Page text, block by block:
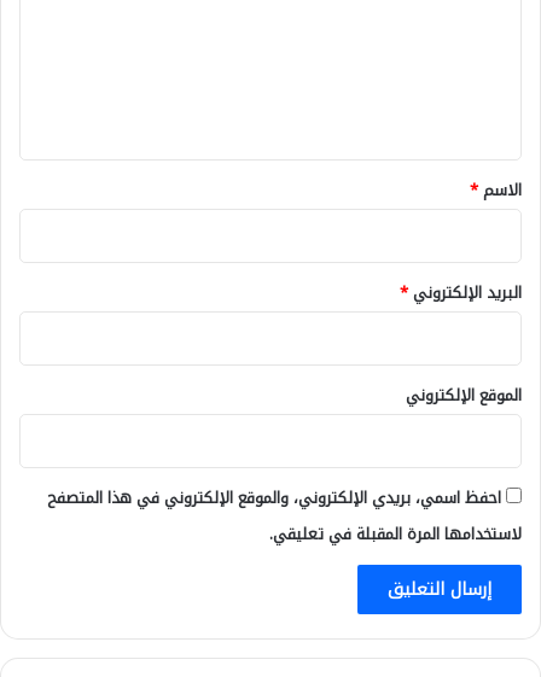
*
الاسم*
البريد الإلكتروني*
الموقع الإلكتروني
احفظ اسمي، بريدي الإلكتروني، والموقع الإلكتروني في هذا المتصفح
لاستخدامها المرة المقبلة في تعليقي.